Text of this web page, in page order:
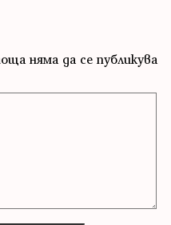
няма да се публикува